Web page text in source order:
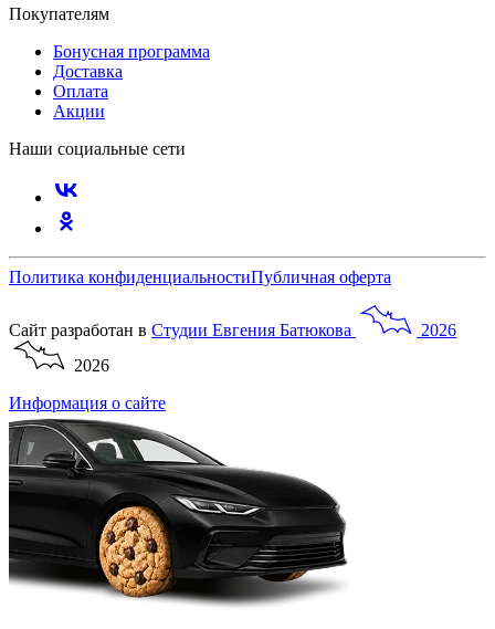
Покупателям
Бонусная программа
Доставка
Оплата
Акции
Наши социальные сети
Политика конфиденциальностиПубличная оферта
Сайт разработан в Студии Евгения Батюкова
2026
2026
Информация о сайте